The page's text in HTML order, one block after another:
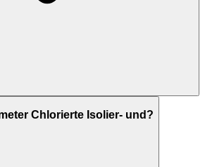
Chlorierte Isolier- und?